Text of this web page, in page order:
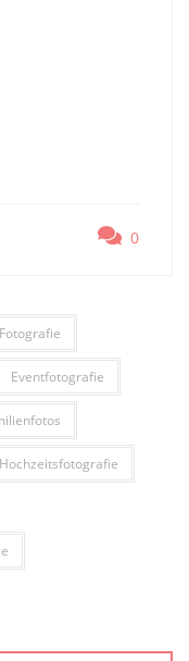
0
Eventfotografie
Hochzeitsfotografie